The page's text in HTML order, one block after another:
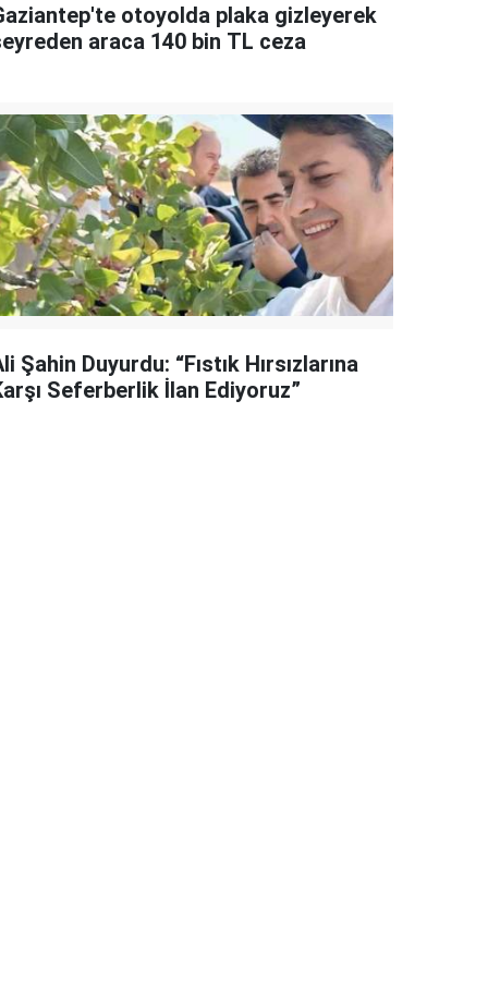
otoyolda plaka gizleyerek
araca 140 bin TL ceza
Şahin Duyurdu: “Fıstık Hırsızlarına
Seferberlik İlan Ediyoruz”